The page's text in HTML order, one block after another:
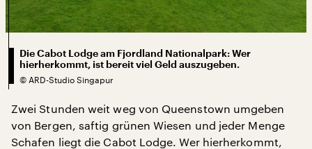
Die Cabot Lodge am Fjordland Nationalpark: Wer
hierherkommt, ist bereit viel Geld auszugeben.
© ARD-Studio Singapur
Zwei Stunden weit weg von Queenstown umgeben
von Bergen, saftig grünen Wiesen und jeder Menge
Schafen liegt die Cabot Lodge. Wer hierherkommt,